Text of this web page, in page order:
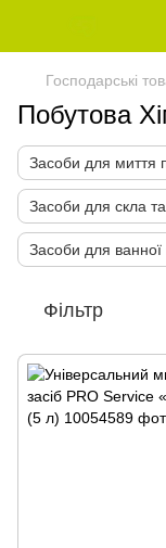
Господарські
Побутова
Засоби для миття
Засоби для скла
Засоби для ванної
Фільтр